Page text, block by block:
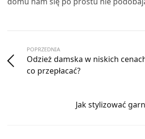
POPRZEDNIA
Odzież damska w niskich
co przepłacać?
Jak stylizować